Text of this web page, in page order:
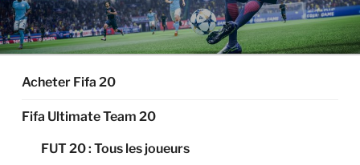
Acheter Fifa 20
Fifa Ultimate Team 20
FUT 20 : Tous les joueurs